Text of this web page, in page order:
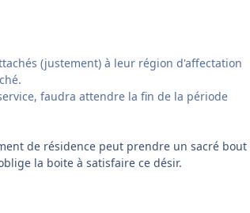
(justement) à leur région d'affectation
faudra attendre la fin de la période
de résidence peut prendre un sacré bout
la boite à satisfaire ce désir.